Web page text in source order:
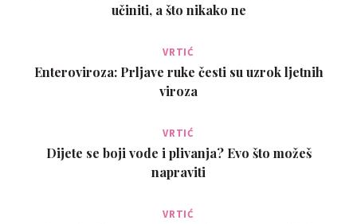
učiniti, a što nikako ne
VRTIĆ
Enteroviroza: Prljave ruke česti su uzrok ljetnih
viroza
VRTIĆ
Dijete se boji vode i plivanja? Evo što možeš
napraviti
VRTIĆ